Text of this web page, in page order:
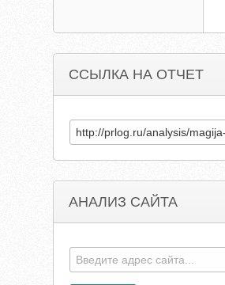
ССЫЛКА НА ОТЧЕТ
АНАЛИЗ САЙТА